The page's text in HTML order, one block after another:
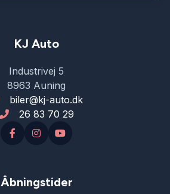
KJ Auto
Industrivej 5
8963 Auning
biler@kj-auto.dk
26 83 70 29
Åbningstider